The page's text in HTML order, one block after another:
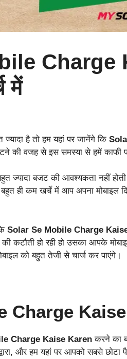
Charge
में
है तो हम यहां पर जानेंगे कि
की वजह से इस समस्या से हमें काफी
ज्यादा बजट की आवश्यकता नहीं
ही कम खर्चे में आप अपना मोबाइल
Solar Se Mobile Charge
कटौती हो रही हो उसका आपके
को बहुत तेजी से चार्ज कर पाएंगे।
Charge
Charge Kaise Karenकरने का
और हम यहां पर आपको सबसे छोटा